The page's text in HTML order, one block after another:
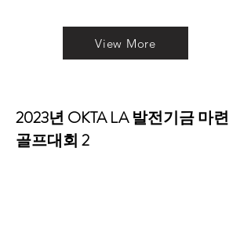
View More
2023년 OKTA LA 발전기금 마련
골프대회 2